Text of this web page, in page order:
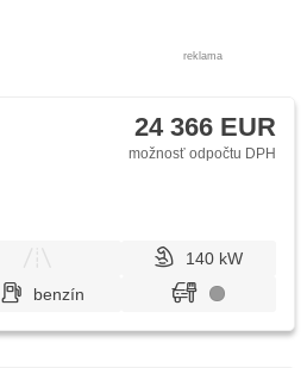
reklama
24 366 EUR
možnosť odpočtu DPH
140 kW
benzín